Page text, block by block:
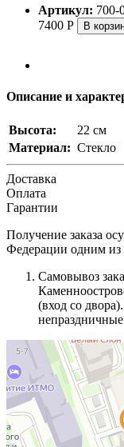
Артикул: 700-
7400 Р В
Описание и
Высота:
22 см
Материал: Стекло
Доставка
Оплата
Гарантии
Получение заказа
Федерации одним
Самовывоз
(вход со